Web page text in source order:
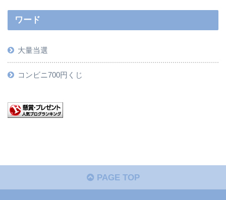
ワード
大量当選
コンビニ700円くじ
PAGE TOP